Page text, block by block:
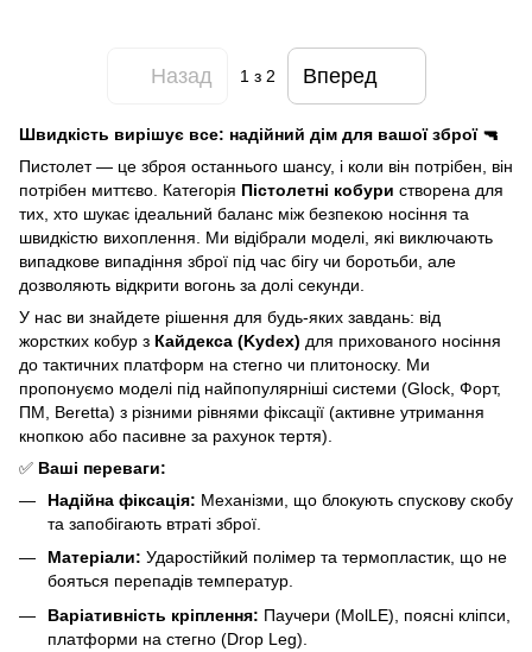
Назад 1 з 2 Вперед
Швидкість вирішує все: надійний дім для вашої зброї 🔫
Пистолет — це зброя останнього шансу, і коли він потрібен, він
потрібен миттєво. Категорія Пістолетні кобури створена для
тих, хто шукає ідеальний баланс між безпекою носіння та
швидкістю вихоплення. Ми відібрали моделі, які виключають
випадкове випадіння зброї під час бігу чи боротьби, але
дозволяють відкрити вогонь за долі секунди.
У нас ви знайдете рішення для будь-яких завдань: від
жорстких кобур з Кайдекса (Kydex) для прихованого носіння
до тактичних платформ на стегно чи плитоноску. Ми
пропонуємо моделі під найпопулярніші системи (Glock, Форт,
ПМ, Beretta) з різними рівнями фіксації (активне утримання
кнопкою або пасивне за рахунок тертя).
✅ Ваші переваги:
Надійна фіксація: Механізми, що блокують спускову скобу
та запобігають втраті зброї.
Матеріали: Ударостійкий полімер та термопластик, що не
бояться перепадів температур.
Варіативність кріплення: Паучери (MolLE), поясні кліпси,
платформи на стегно (Drop Leg).